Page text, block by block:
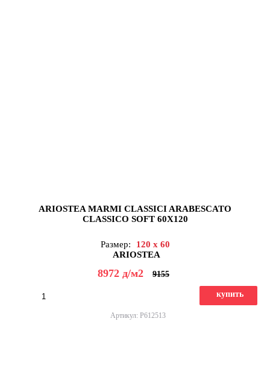
ARIOSTEA MARMI CLASSICI ARABESCATO
CLASSICO SOFT 60X120
Размер:
120 x 60
ARIOSTEA
8972 д/м2 9155
купить
Артикул: P612513